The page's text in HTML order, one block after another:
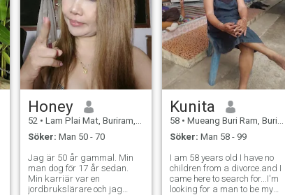
kultur.
Honey
52 • Lam Plai Mat, Buriram, Thailand
Söker: Man 50 - 70
Jag är 50 år gammal. Min
man dog för 17 år sedan.
Min karriär var en
jordbrukslärare och jag
Kunita
58 • Mueang Buri Ram, Buriram, Thailand
Söker: Man 58 - 99
I am 58 years old I have no
children from a divorce.and I
came here to search for...I'm
looking for a man to be my